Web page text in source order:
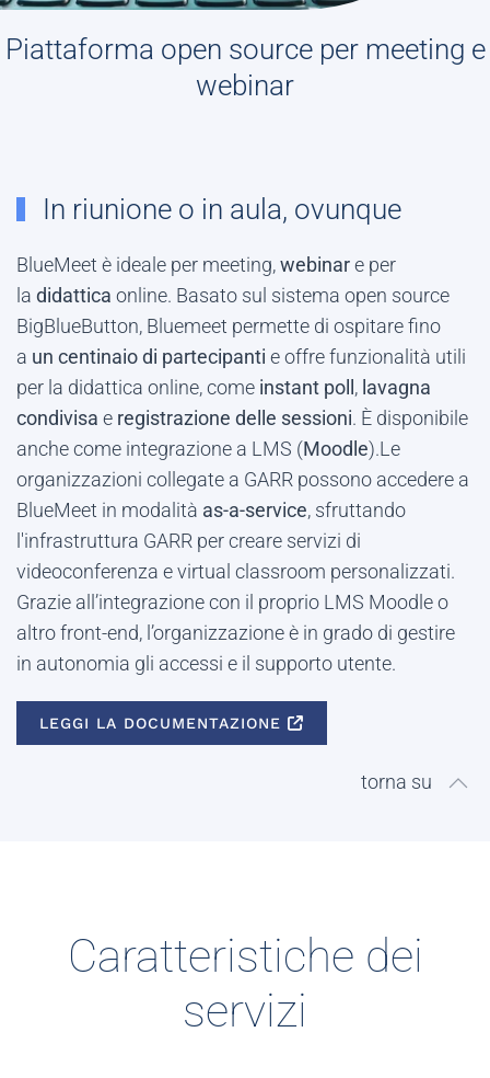
Piattaforma open source per meeting e
webinar
In riunione o in aula, ovunque
BlueMeet è ideale per meeting,webinare per
la didattica online. Basato sul sistema open source
BigBlueButton, Bluemeet permette di ospitare fino
a un centinaio di partecipanti e offre funzionalità utili
per la didattica online, come instant poll , lavagna
condivisa e registrazione delle sessioni. È disponibile
anche come integrazione a LMS (Moodle).Le
organizzazioni collegate a GARR possono accedere a
BlueMeet in modalità as-a-service, sfruttando
l'infrastruttura GARR per creare servizi di
videoconferenza e virtual classroom personalizzati.
Grazie all’integrazione con il proprio LMS Moodle o
altro front-end, l’organizzazione è in grado di gestire
in autonomia gli accessi e il supporto utente.
LEGGI LA DOCUMENTAZIONE
torna su
Caratteristiche dei
servizi